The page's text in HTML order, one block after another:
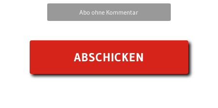
Abo ohne Kommentar